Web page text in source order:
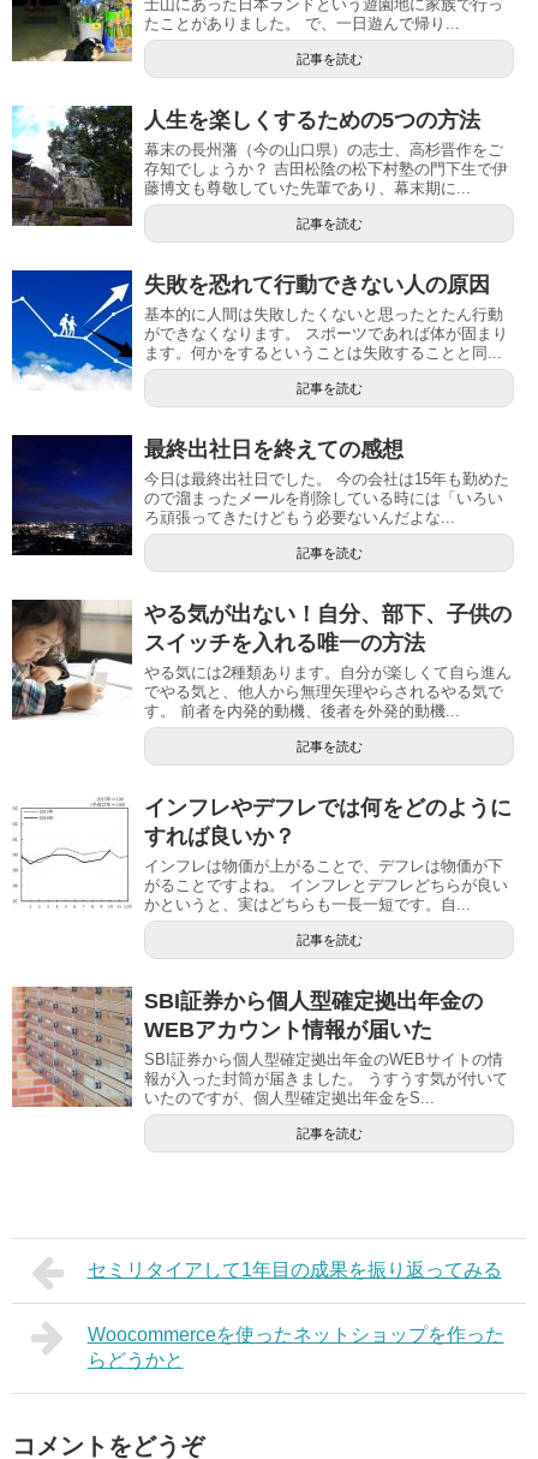
士山にあった日本ランドという遊園地に家族で行っ
たことがありました。 で、一日遊んで帰り...
記事を読む
人生を楽しくするための5つの方法
幕末の長州藩（今の山口県）の志士、高杉晋作をご
存知でしょうか？ 吉田松陰の松下村塾の門下生で伊
藤博文も尊敬していた先輩であり、幕末期に...
記事を読む
失敗を恐れて行動できない人の原因
基本的に人間は失敗したくないと思ったとたん行動
ができなくなります。 スポーツであれば体が固まり
ます。何かをするということは失敗することと同...
記事を読む
最終出社日を終えての感想
今日は最終出社日でした。 今の会社は15年も勤めた
ので溜まったメールを削除している時には「いろい
ろ頑張ってきたけどもう必要ないんだよな...
記事を読む
やる気が出ない！自分、部下、子供の
スイッチを入れる唯一の方法
やる気には2種類あります。自分が楽しくて自ら進ん
でやる気と、他人から無理矢理やらされるやる気で
す。 前者を内発的動機、後者を外発的動機...
記事を読む
インフレやデフレでは何をどのように
すれば良いか？
インフレは物価が上がることで、デフレは物価が下
がることですよね。 インフレとデフレどちらが良い
かというと、実はどちらも一長一短です。自...
記事を読む
SBI証券から個人型確定拠出年金の
WEBアカウント情報が届いた
SBI証券から個人型確定拠出年金のWEBサイトの情
報が入った封筒が届きました。 うすうす気が付いて
いたのですが、個人型確定拠出年金をS...
記事を読む
セミリタイアして1年目の成果を振り返ってみる
Woocommerceを使ったネットショップを作った
らどうかと
コメントをどうぞ